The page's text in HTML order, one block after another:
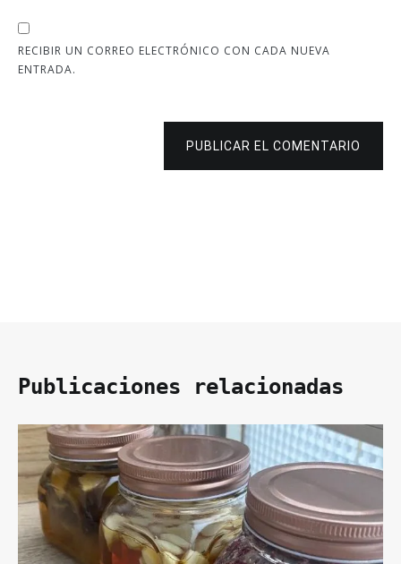
RECIBIR UN CORREO ELECTRÓNICO CON CADA NUEVA
ENTRADA.
PUBLICAR EL COMENTARIO
Publicaciones relacionadas